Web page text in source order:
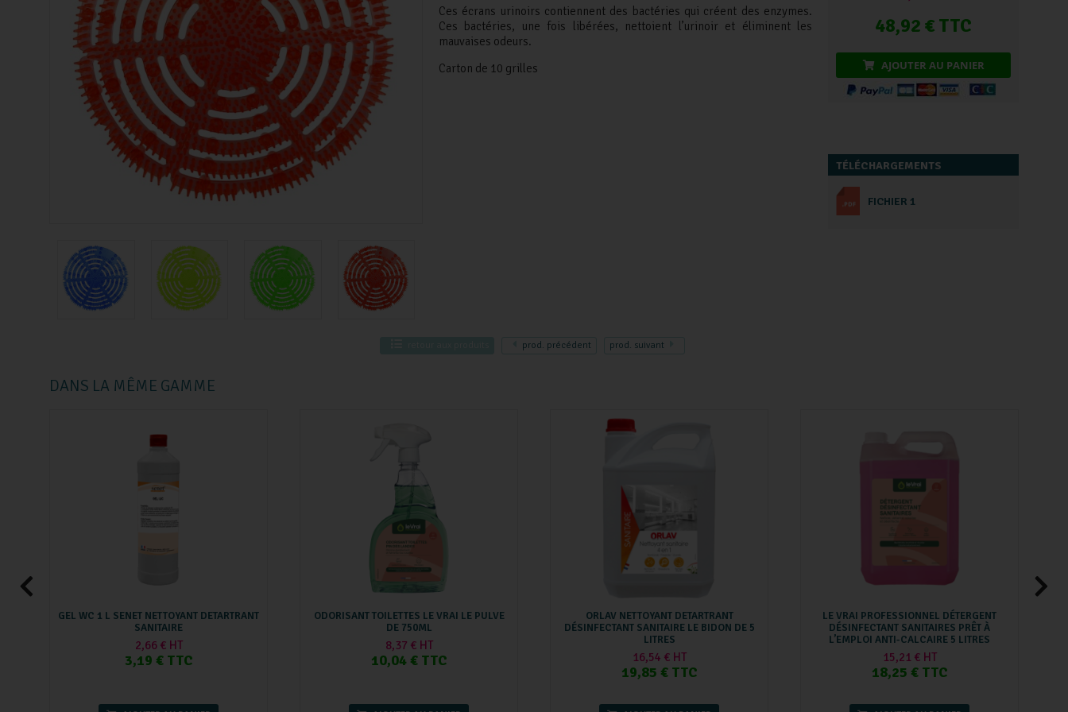
Ces écrans urinoirs contiennent des bactéries qui créent des enzymes.
Ces bactéries, une fois libérées, nettoient l’urinoir et éliminent les
mauvaises odeurs.
Carton de 10 grilles
48,92 € TTC
AJOUTER AU PANIER
TÉLÉCHARGEMENTS
FICHIER 1
prod. précédent prod. suivant
DANS LA MÊME GAMME
GEL WC 1 L SENET NETTOYANT DETARTRANT
SANITAIRE
2,66 € HT
3,19 € TTC
ODORISANT TOILETTES LE VRAI LE PULVE
DE 750ML
8,37 € HT
10,04 € TTC
ORLAV NETTOYANT DETARTRANT
DÉSINFECTANT SANITAIRE LE BIDON DE 5
LITRES
16,54 € HT
19,85 € TTC
LE VRAI PROFESSIONNEL DÉTERGENT
DÉSINFECTANT SANITAIRES PRÊT À
L’EMPLOI ANTI-CALCAIRE 5 LITRES
15,21 € HT
18,25 € TTC